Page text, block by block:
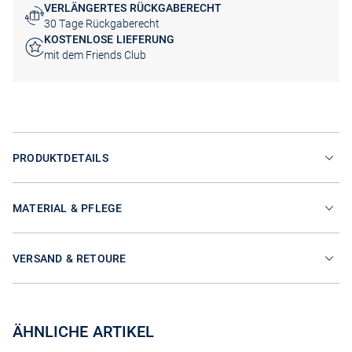
VERLÄNGERTES RÜCKGABERECHT
30 Tage Rückgaberecht
KOSTENLOSE LIEFERUNG
mit dem Friends Club
PRODUKTDETAILS
MATERIAL & PFLEGE
VERSAND & RETOURE
ÄHNLICHE ARTIKEL